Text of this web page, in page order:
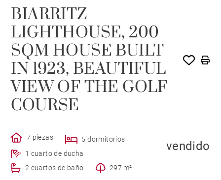
BIARRITZ
LIGHTHOUSE, 200
SQM HOUSE BUILT
IN 1923, BEAUTIFUL
VIEW OF THE GOLF
COURSE
7 piezas
5 dormitorios
1 cuarto de ducha
2 cuartos de baño
297 m²
vendido